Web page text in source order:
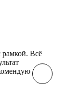
рамкой. Всё
как